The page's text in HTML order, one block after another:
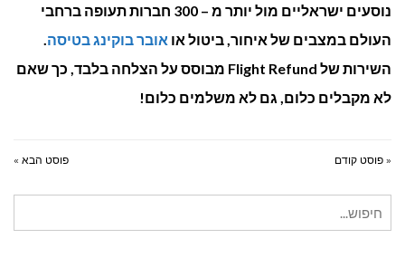
נוסעים ישראליים מול יותר מ – 300 חברות תעופה ברחבי
העולם במצבים של איחור, ביטול או אובר בוקינג בטיסה.
השירות של Flight Refund מבוסס על הצלחה בלבד, כך שאם
לא מקבלים כלום, גם לא משלמים כלום!
« פוסט קודם פוסט הבא »
עבור: